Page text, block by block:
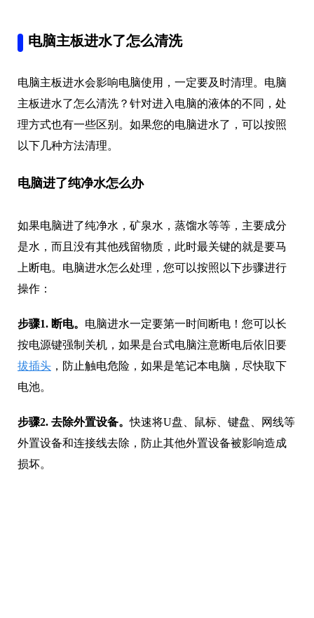
电脑主板进水了怎么清洗
电脑主板进水会影响电脑使用，一定要及时清理。电脑
主板进水了怎么清洗？针对进入电脑的液体的不同，处
理方式也有一些区别。如果您的电脑进水了，可以按照
以下几种方法清理。
电脑进了纯净水怎么办
如果电脑进了纯净水，矿泉水，蒸馏水等等，主要成分
是水，而且没有其他残留物质，此时最关键的就是要马
上断电。电脑进水怎么处理，您可以按照以下步骤进行
操作：
步骤1. 断电。 电脑进水一定要第一时间断电！您可以长
按电源键强制关机，如果是台式电脑注意断电后依旧要
拔插头 ，防止触电危险，如果是笔记本电脑，尽快取下
电池。
步骤2. 去除外置设备。快速将U盘、鼠标、键盘、网线等
外置设备和连接线去除，防止其他外置设备被影响造成
损坏。